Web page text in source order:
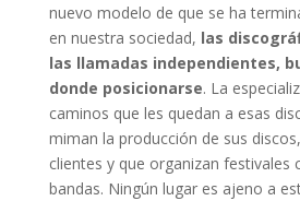
nuevo modelo de que se ha
en nuestra sociedad, las
las llamadas independientes,
donde posicionarse. La
caminos que les quedan a esas
miman la producción de sus
clientes y que organizan festivales
bandas. Ningún lugar es ajeno a